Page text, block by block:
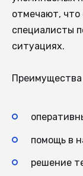
отмечают, что
специалисты
ситуациях.
помощь в
решение